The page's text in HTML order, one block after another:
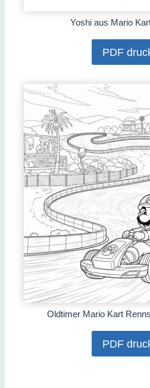
Yoshi aus Mario
PDF
Oldtimer Mario Kart
PDF